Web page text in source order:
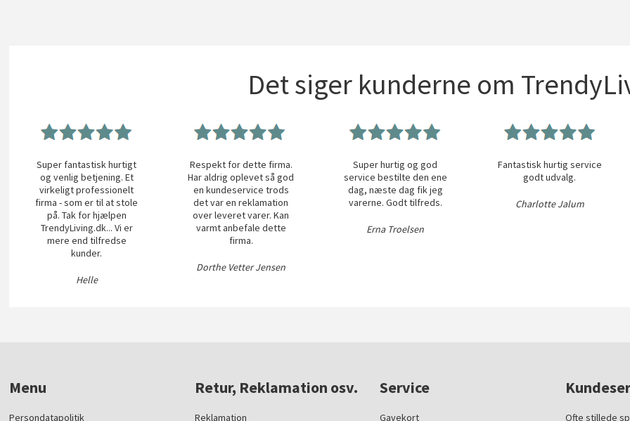
Det siger kunderne om
Super fantastisk hurtigt
og venlig betjening. Et
virkeligt professionelt
firma - som er til at stole
på. Tak for hjælpen
TrendyLiving.dk... Vi er
mere end tilfredse
kunder.
Helle
Respekt for dette firma.
Har aldrig oplevet så god
en kundeservice trods
det var en reklamation
over leveret varer. Kan
varmt anbefale dette
firma.
Dorthe Vetter Jensen
Super hurtig og god
service bestilte den ene
dag, næste dag fik jeg
varerne. Godt tilfreds.
Erna Troelsen
Fantastisk hurtig service
godt udvalg.
Charlotte Jalum
Menu
Persondatapolitik
Retur, Reklamation osv.
Reklamation
Service
Gavekort Ofte stillede